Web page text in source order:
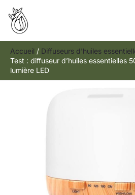
Aller
contenu
Accueil
Diffuseurs d'huiles
Test : diffuseur d’huiles essentielles
lumière LED
Rechercher